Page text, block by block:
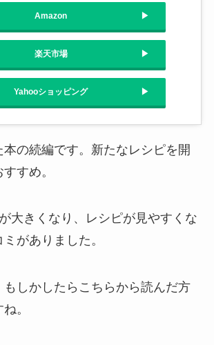
Amazon
楽天市場
Yahooショッピング
の続編です。新たなレシピを開
すめ。
大きくなり、レシピが見やすくな
がありました。
もしかしたらこちらから読んだ方
。